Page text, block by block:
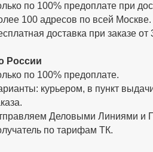
по 100% предоплате при
100 адресов по всей Москве.
доставка при заказе от
России
по 100% предоплате.
курьером, в пункт
Деловыми Линиями и
по тарифам ТК.